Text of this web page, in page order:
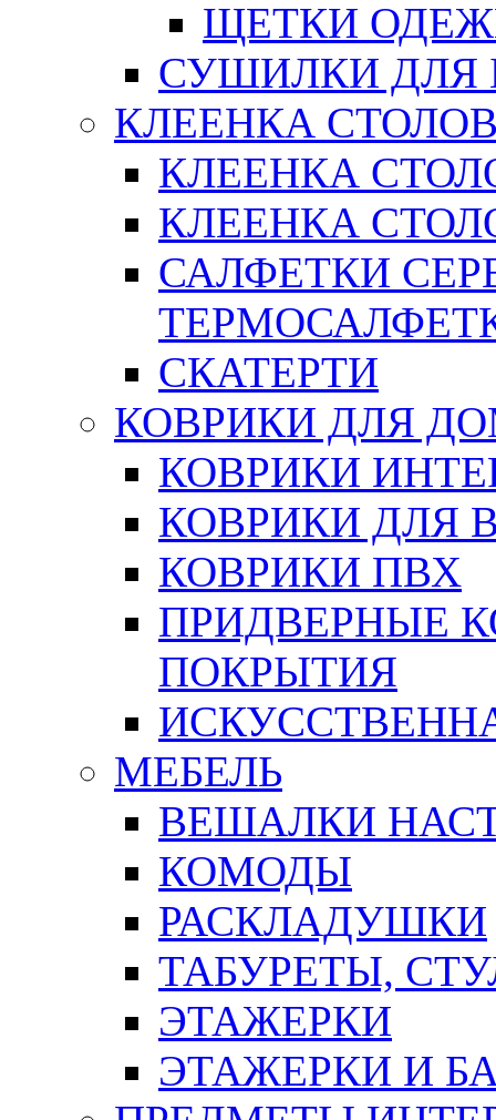
ЩЕТКИ
СУШИЛКИ ДЛЯ
КЛЕЕНКА
КЛЕЕНКА
КЛЕЕНКА
САЛФЕТКИ
СКАТЕРТИ
КОВРИКИ ДЛЯ
КОВРИКИ
КОВРИКИ ДЛЯ
КОВРИКИ ПВХ
ПРИДВЕРНЫЕ
ПОКРЫТИЯ
МЕБЕЛЬ
ВЕШАЛКИ
КОМОДЫ
РАСКЛАДУШКИ
ТАБУРЕТЫ,
ЭТАЖЕРКИ
ЭТАЖЕРКИ И